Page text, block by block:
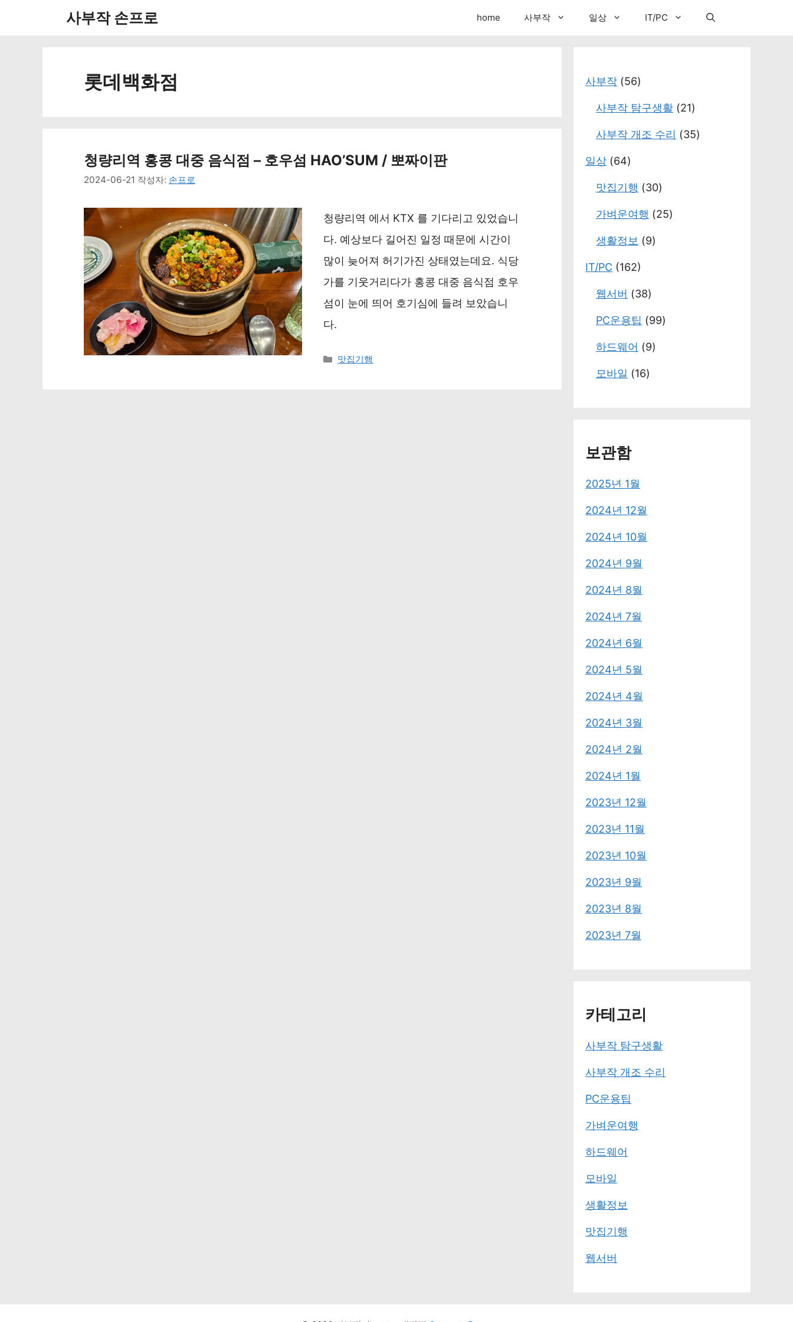
사부작 손프로 home 사부작 일상 IT/PC
롯데백화점
청량리역 홍콩 대중 음식점 – 호우섬 HAO’SUM / 뽀짜이판
2024-06-21 작성자: 손프로
청량리역 에서 KTX 를 기다리고 있었습니
다. 예상보다 길어진 일정 때문에 시간이
많이 늦어져 허기가진 상태였는데요. 식당
가를 기웃거리다가 홍콩 대중 음식점 호우
섬이 눈에 띄어 호기심에 들려 보았습니
다.
카
맛집기행
사부작 (56)
사부작 탐구생활 (21)
사부작 개조 수리 (35)
일상 (64)
맛집기행 (30)
가벼운여행 (25)
생활정보 (9)
IT/PC (162)
웹서버 (38)
PC운용팁 (99)
하드웨어 (9)
모바일 (16)
보관함
2025년 1월
2024년 12월
2024년 10월
2024년 9월
2024년 8월
2024년 7월
2024년 6월
2024년 5월
2024년 4월
2024년 3월
2024년 2월
2024년 1월
2023년 12월
2023년 11월
2023년 10월
2023년 9월
2023년 8월
2023년 7월
카테고리
사부작 탐구생활
사부작 개조 수리
PC운용팁
가벼운여행
하드웨어
모바일
생활정보
맛집기행
웹서버